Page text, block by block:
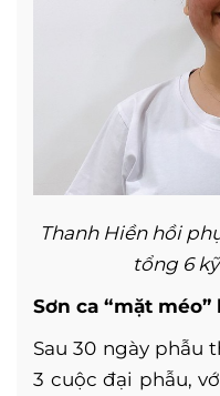
Thanh Hiền hồi
tổng 6
Sơn ca “mặt
Sau 30 ngày phẫu
3 cuộc đại phẫu,